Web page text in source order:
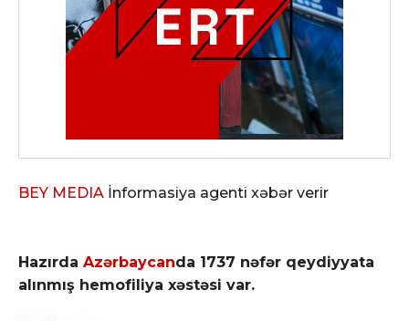
BEY MEDIA İnformasiya agenti xəbər verir
Hazırda Azərbaycanda 1737 nəfər qeydiyyata
alınmış hemofiliya xəstəsi var.